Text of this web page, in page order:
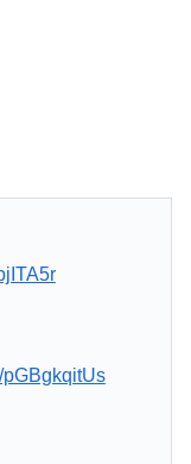
pGBgkqitUs